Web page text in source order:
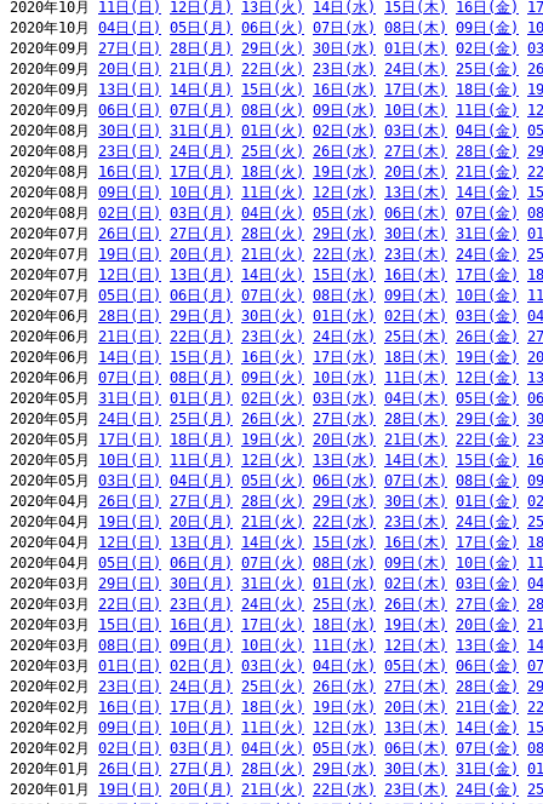
2020年10月 11日(日) 12日(月) 13日(火) 14日(水) 15日(木) 16日(金)
2020年10月 04日(日) 05日(月) 06日(火) 07日(水) 08日(木) 09日(金)
2020年09月 27日(日) 28日(月) 29日(火) 30日(水) 01日(木) 02日(金)
2020年09月 20日(日) 21日(月) 22日(火) 23日(水) 24日(木) 25日(金)
2020年09月 13日(日) 14日(月) 15日(火) 16日(水) 17日(木) 18日(金)
2020年09月 06日(日) 07日(月) 08日(火) 09日(水) 10日(木) 11日(金)
2020年08月 30日(日) 31日(月) 01日(火) 02日(水) 03日(木) 04日(金)
2020年08月 23日(日) 24日(月) 25日(火) 26日(水) 27日(木) 28日(金)
2020年08月 16日(日) 17日(月) 18日(火) 19日(水) 20日(木) 21日(金)
2020年08月 09日(日) 10日(月) 11日(火) 12日(水) 13日(木) 14日(金)
2020年08月 02日(日) 03日(月) 04日(火) 05日(水) 06日(木) 07日(金)
2020年07月 26日(日) 27日(月) 28日(火) 29日(水) 30日(木) 31日(金)
2020年07月 19日(日) 20日(月) 21日(火) 22日(水) 23日(木) 24日(金)
2020年07月 12日(日) 13日(月) 14日(火) 15日(水) 16日(木) 17日(金)
2020年07月 05日(日) 06日(月) 07日(火) 08日(水) 09日(木) 10日(金)
2020年06月 28日(日) 29日(月) 30日(火) 01日(水) 02日(木) 03日(金)
2020年06月 21日(日) 22日(月) 23日(火) 24日(水) 25日(木) 26日(金)
2020年06月 14日(日) 15日(月) 16日(火) 17日(水) 18日(木) 19日(金)
2020年06月 07日(日) 08日(月) 09日(火) 10日(水) 11日(木) 12日(金)
2020年05月 31日(日) 01日(月) 02日(火) 03日(水) 04日(木) 05日(金)
2020年05月 24日(日) 25日(月) 26日(火) 27日(水) 28日(木) 29日(金)
2020年05月 17日(日) 18日(月) 19日(火) 20日(水) 21日(木) 22日(金)
2020年05月 10日(日) 11日(月) 12日(火) 13日(水) 14日(木) 15日(金)
2020年05月 03日(日) 04日(月) 05日(火) 06日(水) 07日(木) 08日(金)
2020年04月 26日(日) 27日(月) 28日(火) 29日(水) 30日(木) 01日(金)
2020年04月 19日(日) 20日(月) 21日(火) 22日(水) 23日(木) 24日(金)
2020年04月 12日(日) 13日(月) 14日(火) 15日(水) 16日(木) 17日(金)
2020年04月 05日(日) 06日(月) 07日(火) 08日(水) 09日(木) 10日(金)
2020年03月 29日(日) 30日(月) 31日(火) 01日(水) 02日(木) 03日(金)
2020年03月 22日(日) 23日(月) 24日(火) 25日(水) 26日(木) 27日(金)
2020年03月 15日(日) 16日(月) 17日(火) 18日(水) 19日(木) 20日(金)
2020年03月 08日(日) 09日(月) 10日(火) 11日(水) 12日(木) 13日(金)
2020年03月 01日(日) 02日(月) 03日(火) 04日(水) 05日(木) 06日(金)
2020年02月 23日(日) 24日(月) 25日(火) 26日(水) 27日(木) 28日(金)
2020年02月 16日(日) 17日(月) 18日(火) 19日(水) 20日(木) 21日(金)
2020年02月 09日(日) 10日(月) 11日(火) 12日(水) 13日(木) 14日(金)
2020年02月 02日(日) 03日(月) 04日(火) 05日(水) 06日(木) 07日(金)
2020年01月 26日(日) 27日(月) 28日(火) 29日(水) 30日(木) 31日(金)
2020年01月 19日(日) 20日(月) 21日(火) 22日(水) 23日(木) 24日(金)